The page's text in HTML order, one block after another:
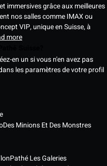
immersives grâce aux meilleures
nos salles comme IMAX ou
VIP, unique en Suisse, à
more
en un si vous n'en avez pas
les paramètres de votre profil
Des Minions Et Des Monstres
Pathé Les Galeries